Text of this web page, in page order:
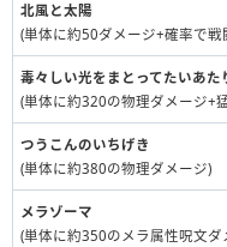
北風と太陽
(単体に約50ダメージ+確率で戦
毒々しい光をまとってたいあた
(単体に約320の物理ダメージ+
つうこんのいちげき
(単体に約380の物理ダメージ)
メラゾーマ
(単体に約350のメラ属性呪文ダ